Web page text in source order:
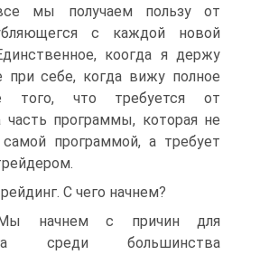
мы получаем пользу от
с каждой новой
коогда я держу
при себе, когда вижу полное
того, что требуется от
часть программы, которая не
самой программой, а требует
С чего начнем?
начнем с причин для
среди большинства